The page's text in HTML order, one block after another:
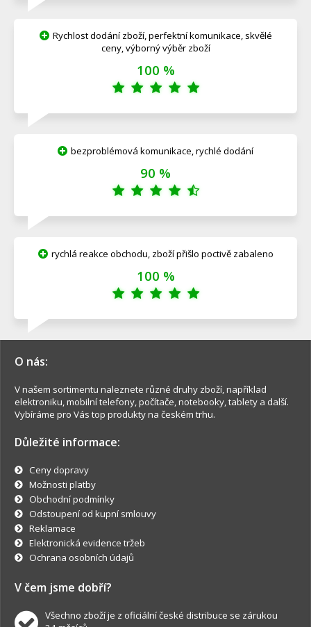
Rychlost dodání zboží, perfektní komunikace, skvělé
ceny, výborný výběr zboží
100 %
bezproblémová komunikace, rychlé dodání
90 %
rychlá reakce obchodu, zboží přišlo poctivě zabaleno
100 %
O nás:
V našem sortimentu naleznete různé druhy zboží, například
elektroniku, mobilní telefony, počítače, notebooky, tablety a další.
Vybíráme pro Vás top produkty na českém trhu.
Důležité informace:
Ceny dopravy
Možnosti platby
Obchodní podmínky
Odstoupení od kupní smlouvy
Reklamace
Elektronická evidence tržeb
Ochrana osobních údajů
V čem jsme dobří?
Všechno zboží je z oficiální české distribuce se zárukou